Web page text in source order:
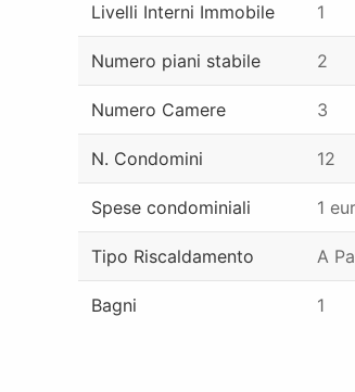
Livelli Interni Immobile 1
Numero piani stabile 2
Numero Camere 3
N. Condomini 12
Spese condominiali 1
Tipo Riscaldamento A
Bagni 1